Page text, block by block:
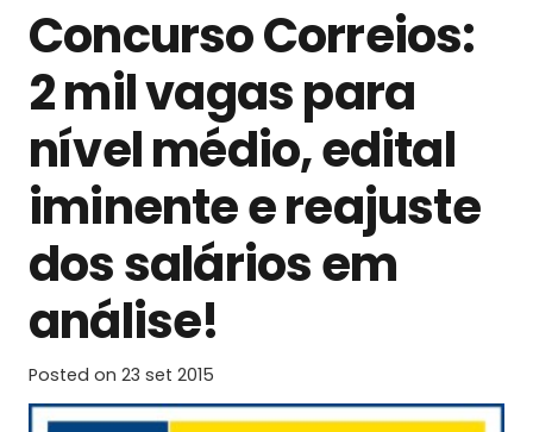
Concurso Correios:
2 mil vagas para
nível médio, edital
iminente e reajuste
dos salários em
análise!
Posted on 23 set 2015